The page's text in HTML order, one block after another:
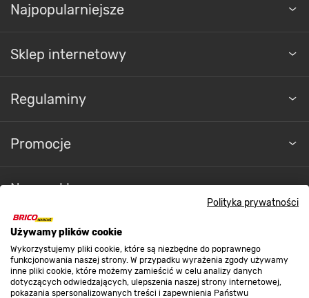
Polityka prywatności
Używamy plików cookie
Wykorzystujemy pliki cookie, które są niezbędne do poprawnego
funkcjonowania naszej strony. W przypadku wyrażenia zgody używamy
inne pliki cookie, które możemy zamieścić w celu analizy danych
dotyczących odwiedzających, ulepszenia naszej strony internetowej,
pokazania spersonalizowanych treści i zapewnienia Państwu
Najpopularniejsze
Sklep internetowy
Regulaminy
Promocje
Nasze sklepy
O nas
Kontakt do sklepu